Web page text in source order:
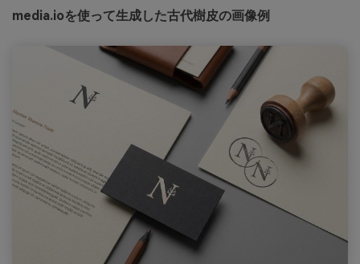
media.ioを使って生成した古代樹皮の画像例